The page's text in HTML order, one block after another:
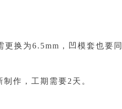
更换为6.5mm，凹模套也要
作，工期需要2天。